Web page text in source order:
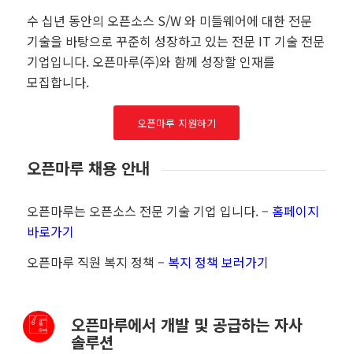
수 십년 동안의 오픈소스 S/W 와 미들웨어에 대한 전문
기술을 바탕으로 꾸준히 성장하고 있는 전문 IT 기술 전문
기업입니다. 오픈마루(주)와 함께 성장할 인재를
모집합니다.
오픈마루 지원하기
오픈마루 채용 안내
오픈마루는 오픈소스 전문 기술 기업 입니다. – 홈페이지
바로가기
오픈마루 직원 복지 정책 – 복지 정책 보러가기
오픈마루에서 개발 및 공급하는 자사
솔루션